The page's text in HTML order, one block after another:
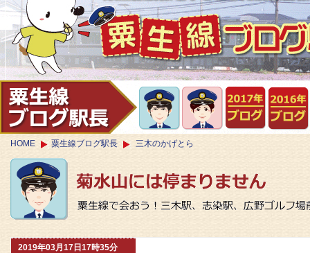
HOME 粟生線ブログ駅長 三木のかげとら
2019年03月17日17時35分